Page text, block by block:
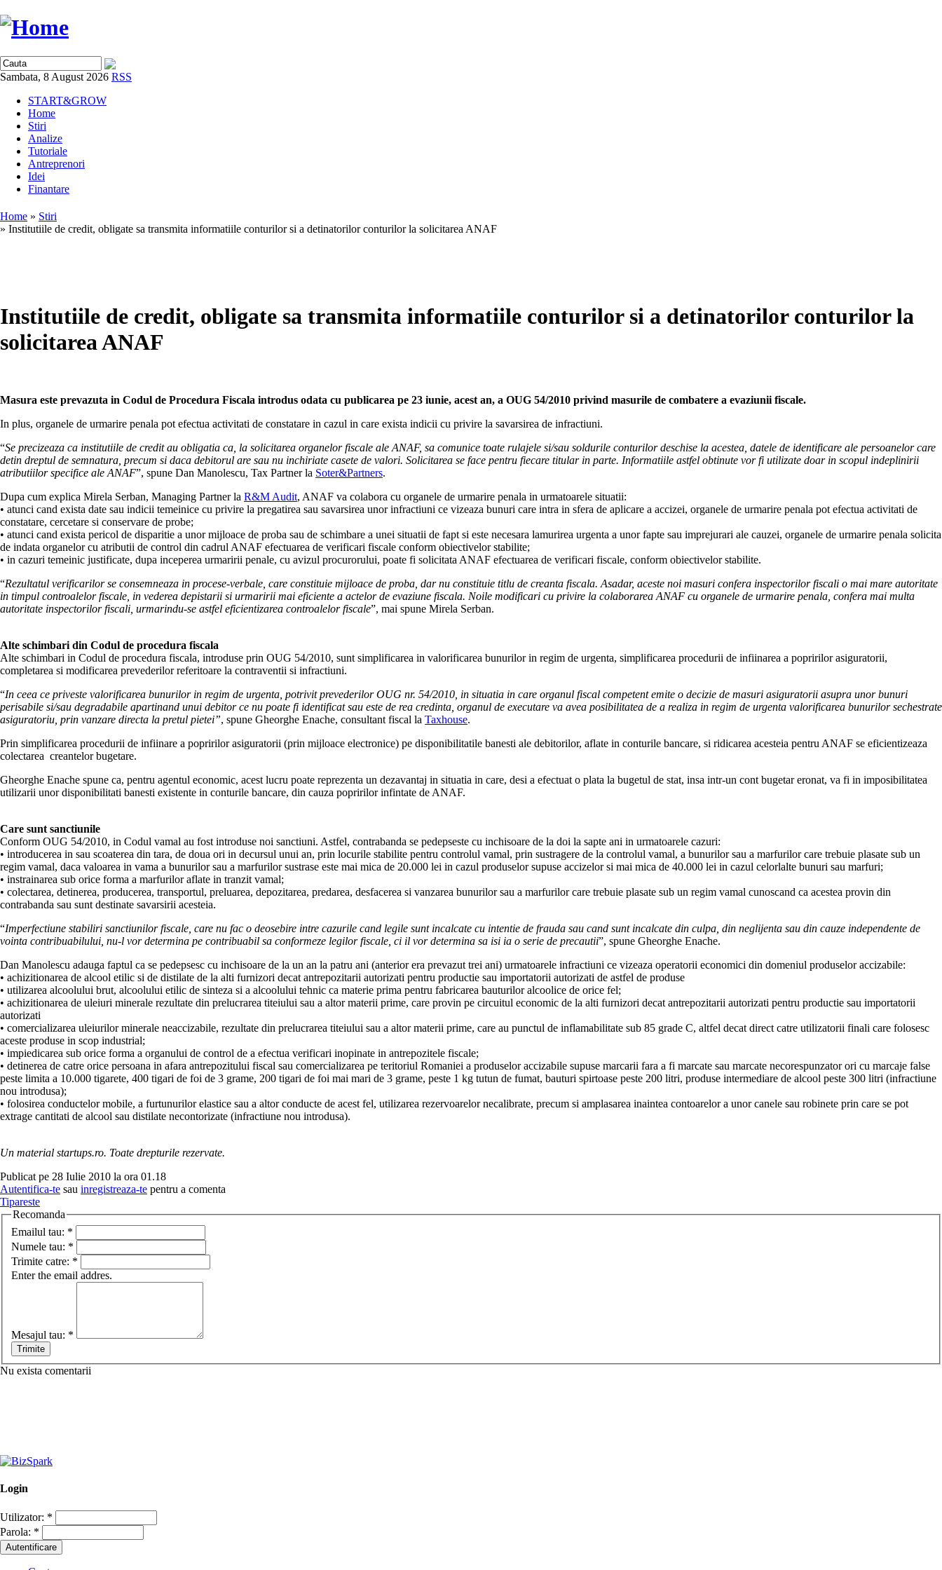
Sambata, 8 August 2026 RSS
START&GROW
Home
Stiri
Analize
Tutoriale
Antreprenori
Idei
Finantare
Home » Stiri
» Institutiile de credit, obligate sa transmita informatiile conturilor si a detinatorilor conturilor la solicitarea ANAF
Institutiile de credit, obligate sa transmita informatiile conturilor si a detinatorilor conturilor la
solicitarea ANAF
Masura este prevazuta in Codul de Procedura Fiscala introdus odata cu publicarea pe 23 iunie, acest an, a OUG 54/2010 privind masurile de combatere a evaziunii fiscale.
In plus, organele de urmarire penala pot efectua activitati de constatare in cazul in care exista indicii cu privire la savarsirea de infractiuni.
“Se precizeaza ca institutiile de credit au obligatia ca, la solicitarea organelor fiscale ale ANAF, sa comunice toate rulajele si/sau soldurile conturilor deschise la acestea, datele de identificare ale persoanelor care
detin dreptul de semnatura, precum si daca debitorul are sau nu inchiriate casete de valori. Solicitarea se face pentru fiecare titular in parte. Informatiile astfel obtinute vor fi utilizate doar in scopul indeplinirii
atributiilor specifice ale ANAF”, spune Dan Manolescu, Tax Partner la Soter&Partners.
Dupa cum explica Mirela Serban, Managing Partner la R&M Audit, ANAF va colabora cu organele de urmarire penala in urmatoarele situatii:
• atunci cand exista date sau indicii temeinice cu privire la pregatirea sau savarsirea unor infractiuni ce vizeaza bunuri care intra in sfera de aplicare a accizei, organele de urmarire penala pot efectua activitati de
constatare, cercetare si conservare de probe;
• atunci cand exista pericol de disparitie a unor mijloace de proba sau de schimbare a unei situatii de fapt si este necesara lamurirea urgenta a unor fapte sau imprejurari ale cauzei, organele de urmarire penala solicita
de indata organelor cu atributii de control din cadrul ANAF efectuarea de verificari fiscale conform obiectivelor stabilite;
• in cazuri temeinic justificate, dupa inceperea urmaririi penale, cu avizul procurorului, poate fi solicitata ANAF efectuarea de verificari fiscale, conform obiectivelor stabilite.
“Rezultatul verificarilor se consemneaza in procese-verbale, care constituie mijloace de proba, dar nu constituie titlu de creanta fiscala. Asadar, aceste noi masuri confera inspectorilor fiscali o mai mare autoritate
in timpul controalelor fiscale, in vederea depistarii si urmaririi mai eficiente a actelor de evaziune fiscala. Noile modificari cu privire la colaborarea ANAF cu organele de urmarire penala, confera mai multa
autoritate inspectorilor fiscali, urmarindu-se astfel eficientizarea controalelor fiscale”, mai spune Mirela Serban.
Alte schimbari din Codul de procedura fiscala
Alte schimbari in Codul de procedura fiscala, introduse prin OUG 54/2010, sunt simplificarea in valorificarea bunurilor in regim de urgenta, simplificarea procedurii de infiinarea a popririlor asiguratorii,
completarea si modificarea prevederilor referitoare la contraventii si infractiuni.
“In ceea ce priveste valorificarea bunurilor in regim de urgenta, potrivit prevederilor OUG nr. 54/2010, in situatia in care organul fiscal competent emite o decizie de masuri asiguratorii asupra unor bunuri
perisabile si/sau degradabile apartinand unui debitor ce nu poate fi identificat sau este de rea credinta, organul de executare va avea posibilitatea de a realiza in regim de urgenta valorificarea bunurilor sechestrate
asiguratoriu, prin vanzare directa la pretul pietei”, spune Gheorghe Enache, consultant fiscal la Taxhouse.
Prin simplificarea procedurii de infiinare a popririlor asiguratorii (prin mijloace electronice) pe disponibilitatile banesti ale debitorilor, aflate in conturile bancare, si ridicarea acesteia pentru ANAF se eficientizeaza
colectarea creantelor bugetare.
Gheorghe Enache spune ca, pentru agentul economic, acest lucru poate reprezenta un dezavantaj in situatia in care, desi a efectuat o plata la bugetul de stat, insa intr-un cont bugetar eronat, va fi in imposibilitatea
utilizarii unor disponibilitati banesti existente in conturile bancare, din cauza popririlor infintate de ANAF.
Care sunt sanctiunile
Conform OUG 54/2010, in Codul vamal au fost introduse noi sanctiuni. Astfel, contrabanda se pedepseste cu inchisoare de la doi la sapte ani in urmatoarele cazuri:
• introducerea in sau scoaterea din tara, de doua ori in decursul unui an, prin locurile stabilite pentru controlul vamal, prin sustragere de la controlul vamal, a bunurilor sau a marfurilor care trebuie plasate sub un
regim vamal, daca valoarea in vama a bunurilor sau a marfurilor sustrase este mai mica de 20.000 lei in cazul produselor supuse accizelor si mai mica de 40.000 lei in cazul celorlalte bunuri sau marfuri;
• instrainarea sub orice forma a marfurilor aflate in tranzit vamal;
• colectarea, detinerea, producerea, transportul, preluarea, depozitarea, predarea, desfacerea si vanzarea bunurilor sau a marfurilor care trebuie plasate sub un regim vamal cunoscand ca acestea provin din
contrabanda sau sunt destinate savarsirii acesteia.
“Imperfectiune stabiliri sanctiunilor fiscale, care nu fac o deosebire intre cazurile cand legile sunt incalcate cu intentie de frauda sau cand sunt incalcate din culpa, din neglijenta sau din cauze independente de
vointa contribuabilului, nu-l vor determina pe contribuabil sa conformeze legilor fiscale, ci il vor determina sa isi ia o serie de precautii”, spune Gheorghe Enache.
Dan Manolescu adauga faptul ca se pedepsesc cu inchisoare de la un an la patru ani (anterior era prevazut trei ani) urmatoarele infractiuni ce vizeaza operatorii economici din domeniul produselor accizabile:
• achizitionarea de alcool etilic si de distilate de la alti furnizori decat antrepozitarii autorizati pentru productie sau importatorii autorizati de astfel de produse
• utilizarea alcoolului brut, alcoolului etilic de sinteza si a alcoolului tehnic ca materie prima pentru fabricarea bauturilor alcoolice de orice fel;
• achizitionarea de uleiuri minerale rezultate din prelucrarea titeiului sau a altor materii prime, care provin pe circuitul economic de la alti furnizori decat antrepozitarii autorizati pentru productie sau importatorii
autorizati
• comercializarea uleiurilor minerale neaccizabile, rezultate din prelucrarea titeiului sau a altor materii prime, care au punctul de inflamabilitate sub 85 grade C, altfel decat direct catre utilizatorii finali care folosesc
aceste produse in scop industrial;
• impiedicarea sub orice forma a organului de control de a efectua verificari inopinate in antrepozitele fiscale;
• detinerea de catre orice persoana in afara antrepozitului fiscal sau comercializarea pe teritoriul Romaniei a produselor accizabile supuse marcarii fara a fi marcate sau marcate necorespunzator ori cu marcaje false
peste limita a 10.000 tigarete, 400 tigari de foi de 3 grame, 200 tigari de foi mai mari de 3 grame, peste 1 kg tutun de fumat, bauturi spirtoase peste 200 litri, produse intermediare de alcool peste 300 litri (infractiune
nou introdusa);
• folosirea conductelor mobile, a furtunurilor elastice sau a altor conducte de acest fel, utilizarea rezervoarelor necalibrate, precum si amplasarea inaintea contoarelor a unor canele sau robinete prin care se pot
extrage cantitati de alcool sau distilate necontorizate (infractiune nou introdusa).
Un material startups.ro. Toate drepturile rezervate.
Publicat pe 28 Iulie 2010 la ora 01.18
Autentifica-te sau inregistreaza-te pentru a comenta
Tipareste
Recomanda
Emailul tau: *
Numele tau: *
Trimite catre: *
Enter the email addres.
Mesajul tau: *
Nu exista comentarii
Login
Utilizator: *
Parola: *